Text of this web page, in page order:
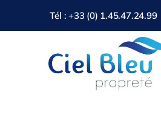
contenu
Tél : +33 (0) 1.45.47.24.99